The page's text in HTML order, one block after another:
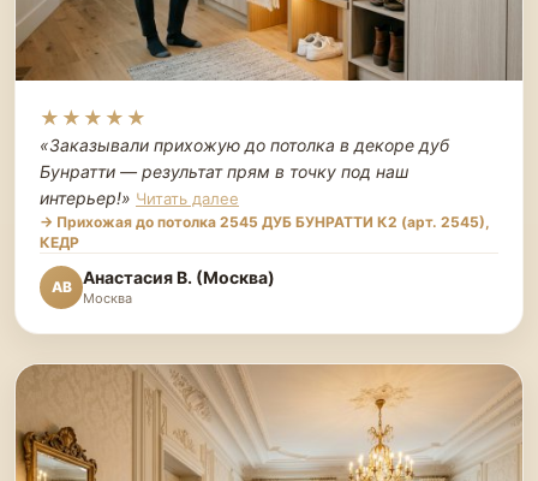
★★★★★
«Заказывали прихожую до потолка в декоре дуб
Бунратти — результат прям в точку под наш
интерьер!» Читать далее
→ Прихожая до потолка 2545 ДУБ БУНРАТТИ К2 (арт. 2545),
КЕДР
АВ Анастасия В. (Москва)
Москва